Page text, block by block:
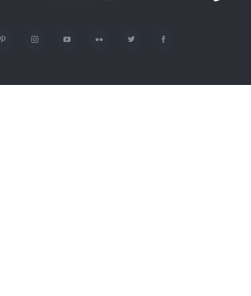
Facebook
Twitter
Flickr
YouTube
Instagram